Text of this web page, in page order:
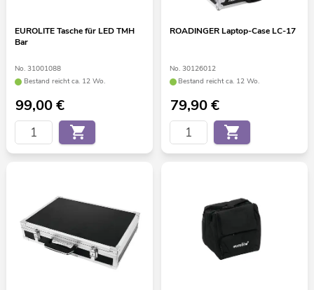
EUROLITE Tasche für LED TMH
Bar
No. 31001088
Bestand reicht ca. 12 Wo.
99,00€
ROADINGER Laptop-Case LC-17
No. 30126012
Bestand reicht ca. 12 Wo.
79,90€